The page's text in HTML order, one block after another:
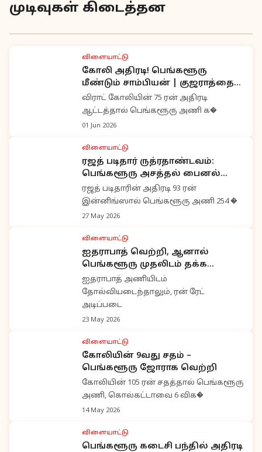
முடிவுகள் கிடைத்தன
விளையாட்டு
கோலி அதிரடி! பெங்களூரு
மீண்டும் சாம்பியன் | குஜராத்தை
வீழ்த்தி கோப்பை வெற்றி
விராட் கோலியின் 75 ரன் அதிரடி
ஆட்டத்தால் பெங்களூரு அணி க�
01 Jun 2026
விளையாட்டு
ரஜத் படிதார் ருத்ரதாண்டவம்:
பெங்களூரு அசத்தல் பைனல்
பயணம்
ரஜத் படிதாரின் அதிரடி 93 ரன்
இன்னிங்ஸால் பெங்களூரு அணி 254 �
27 May 2026
விளையாட்டு
ஐதராபாத் வெற்றி, ஆனால்
பெங்களூரு முதலிடம் தக்க
வைத்தது
ஐதராபாத் அணியிடம்
தோல்வியடைந்தாலும், ரன் ரேட்
அடிப்படை
23 May 2026
விளையாட்டு
கோலியின் 9வது சதம் –
பெங்களூரு ஜோராக வெற்றி
கோலியின் 105 ரன் சதத்தால் பெங்களூரு
அணி, கொல்கட்டாவை 6 விக�
14 May 2026
விளையாட்டு
பெங்களூரு கடைசி பந்தில் அதிரடி